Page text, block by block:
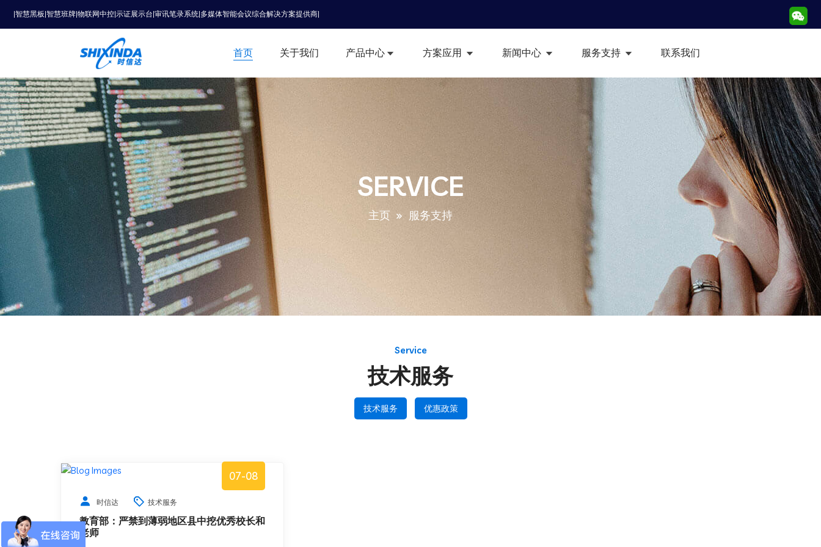
|智慧黑板|智慧班牌|物联网中控|示证展示台|审讯笔录系统|多媒体智能会议综合解决方案提供商|
首页 关于我们 产品中心 方案应用 新闻中心 服务支持 联系我们
SERVICE
主页 服务支持
Service
技术服务
技术服务 优惠政策
07-08
时信达 技术服务
教育部：严禁到薄弱地区县中挖优秀校长和
老师